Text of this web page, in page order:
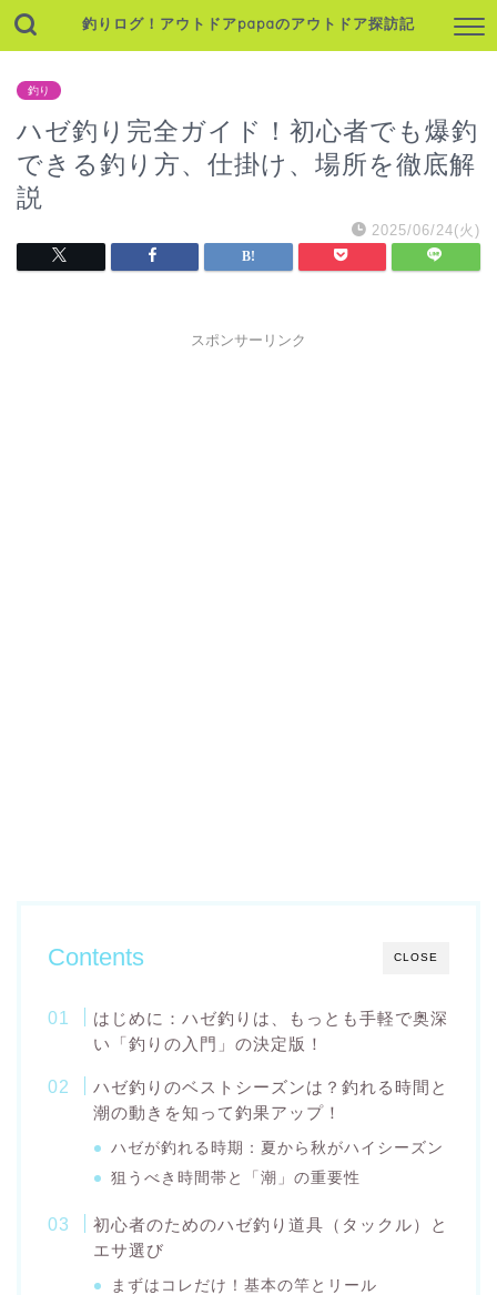
釣りログ！アウトドアpapaのアウトドア探訪記
釣り
ハゼ釣り完全ガイド！初心者でも爆釣
できる釣り方、仕掛け、場所を徹底解
説
2025/06/24(火)
スポンサーリンク
CLOSE
Contents
はじめに：ハゼ釣りは、もっとも手軽で奥深
い「釣りの入門」の決定版！
ハゼ釣りのベストシーズンは？釣れる時間と
潮の動きを知って釣果アップ！
ハゼが釣れる時期：夏から秋がハイシーズン
狙うべき時間帯と「潮」の重要性
初心者のためのハゼ釣り道具（タックル）と
エサ選び
まずはコレだけ！基本の竿とリール